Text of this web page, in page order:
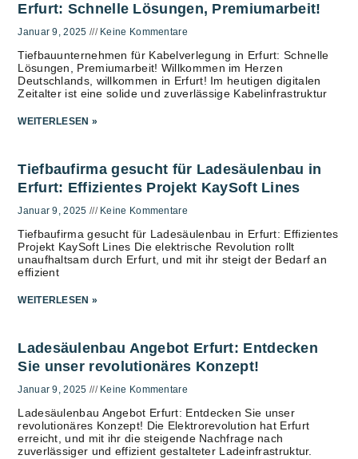
Erfurt: Schnelle Lösungen, Premiumarbeit!
Januar 9, 2025 Keine Kommentare
Tiefbauunternehmen für Kabelverlegung in Erfurt: Schnelle
Lösungen, Premiumarbeit! Willkommen im Herzen
Deutschlands, willkommen in Erfurt! Im heutigen digitalen
Zeitalter ist eine solide und zuverlässige Kabelinfrastruktur
WEITERLESEN »
Tiefbaufirma gesucht für Ladesäulenbau in
Erfurt: Effizientes Projekt KaySoft Lines
Januar 9, 2025 Keine Kommentare
Tiefbaufirma gesucht für Ladesäulenbau in Erfurt: Effizientes
Projekt KaySoft Lines Die elektrische Revolution rollt
unaufhaltsam durch Erfurt, und mit ihr steigt der Bedarf an
effizient
WEITERLESEN »
Ladesäulenbau Angebot Erfurt: Entdecken
Sie unser revolutionäres Konzept!
Januar 9, 2025 Keine Kommentare
Ladesäulenbau Angebot Erfurt: Entdecken Sie unser
revolutionäres Konzept! Die Elektrorevolution hat Erfurt
erreicht, und mit ihr die steigende Nachfrage nach
zuverlässiger und effizient gestalteter Ladeinfrastruktur.